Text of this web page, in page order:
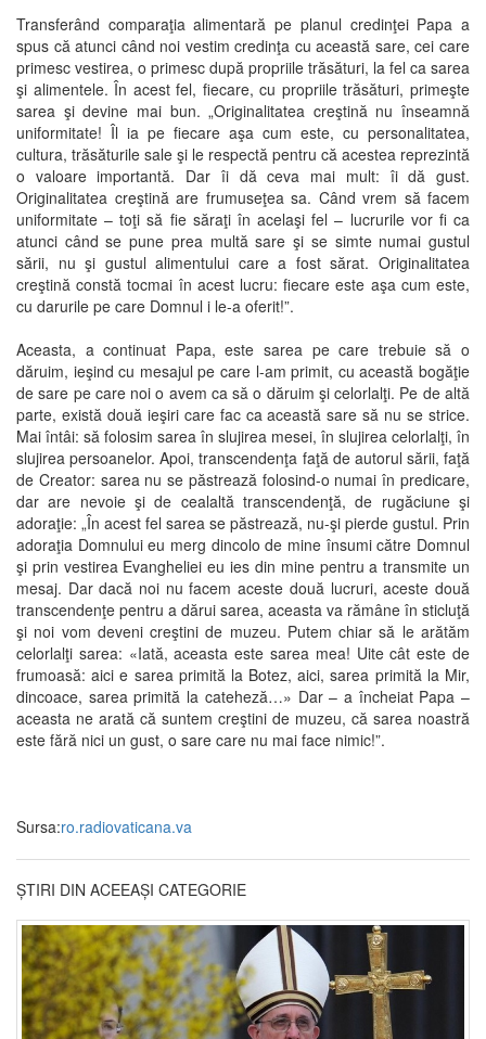
Transferând comparaţia alimentară pe planul credinţei Papa a
spus că atunci când noi vestim credinţa cu această sare, cei care
primesc vestirea, o primesc după propriile trăsături, la fel ca sarea
şi alimentele. În acest fel, fiecare, cu propriile trăsături, primeşte
sarea şi devine mai bun. „Originalitatea creştină nu înseamnă
uniformitate! Îl ia pe fiecare aşa cum este, cu personalitatea,
cultura, trăsăturile sale şi le respectă pentru că acestea reprezintă
o valoare importantă. Dar îi dă ceva mai mult: îi dă gust.
Originalitatea creştină are frumuseţea sa. Când vrem să facem
uniformitate – toţi să fie săraţi în acelaşi fel – lucrurile vor fi ca
atunci când se pune prea multă sare şi se simte numai gustul
sării, nu şi gustul alimentului care a fost sărat. Originalitatea
creştină constă tocmai în acest lucru: fiecare este aşa cum este,
cu darurile pe care Domnul i le-a oferit!”.
Aceasta, a continuat Papa, este sarea pe care trebuie să o
dăruim, ieşind cu mesajul pe care l-am primit, cu această bogăţie
de sare pe care noi o avem ca să o dăruim şi celorlalţi. Pe de altă
parte, există două ieşiri care fac ca această sare să nu se strice.
Mai întâi: să folosim sarea în slujirea mesei, în slujirea celorlalţi, în
slujirea persoanelor. Apoi, transcendenţa faţă de autorul sării, faţă
de Creator: sarea nu se păstrează folosind-o numai în predicare,
dar are nevoie şi de cealaltă transcendenţă, de rugăciune şi
adoraţie: „În acest fel sarea se păstrează, nu-şi pierde gustul. Prin
adoraţia Domnului eu merg dincolo de mine însumi către Domnul
şi prin vestirea Evangheliei eu ies din mine pentru a transmite un
mesaj. Dar dacă noi nu facem aceste două lucruri, aceste două
transcendenţe pentru a dărui sarea, aceasta va rămâne în sticluţă
şi noi vom deveni creştini de muzeu. Putem chiar să le arătăm
celorlalţi sarea: «Iată, aceasta este sarea mea! Uite cât este de
frumoasă: aici e sarea primită la Botez, aici, sarea primită la Mir,
dincoace, sarea primită la cateheză…» Dar – a încheiat Papa –
aceasta ne arată că suntem creştini de muzeu, că sarea noastră
este fără nici un gust, o sare care nu mai face nimic!”.
Sursa:ro.radiovaticana.va
ȘTIRI DIN ACEEAȘI CATEGORIE